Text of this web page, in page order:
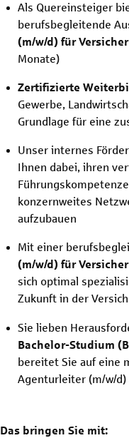
Als Quereinsteiger
berufsbegleitende
(m/w/d) für
Monate)
Zertifizierte
Gewerbe,
Grundlage für eine
Unser internes
Ihnen dabei, ihren
konzernweites
aufzubauen
Mit einer
(m/w/d) für
sich optimal
Zukunft in der
Sie lieben
Bachelor-Studium
bereitet Sie auf eine
Agenturleiter (m/w/d)
Das bringen Sie mit: